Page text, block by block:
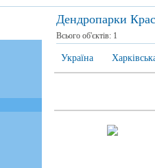
Дендропарки
Всього об'єктів: 1
Україна